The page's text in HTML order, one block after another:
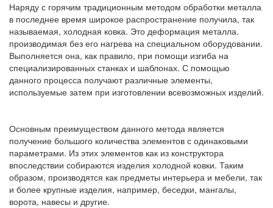
Наряду с горячим традиционным методом обработки металла
в последнее время широкое распространение получила, так
называемая, холодная ковка. Это деформация металла.
производимая без его нагрева на специальном оборудовании.
Выполняется она, как правило, при помощи изгиба на
специализированных станках и шаблонах. С помощью
данного процесса получают различные элементы,
используемые затем при изготовлении всевозможных изделий.
Основным преимуществом данного метода является
получение большого количества элементов с одинаковыми
параметрами. Из этих элементов как из конструктора
впоследствии собираются изделия холодной ковки. Таким
образом, производятся как предметы интерьера и мебели, так
и более крупные изделия, например, беседки, мангалы,
ворота, навесы и другие.